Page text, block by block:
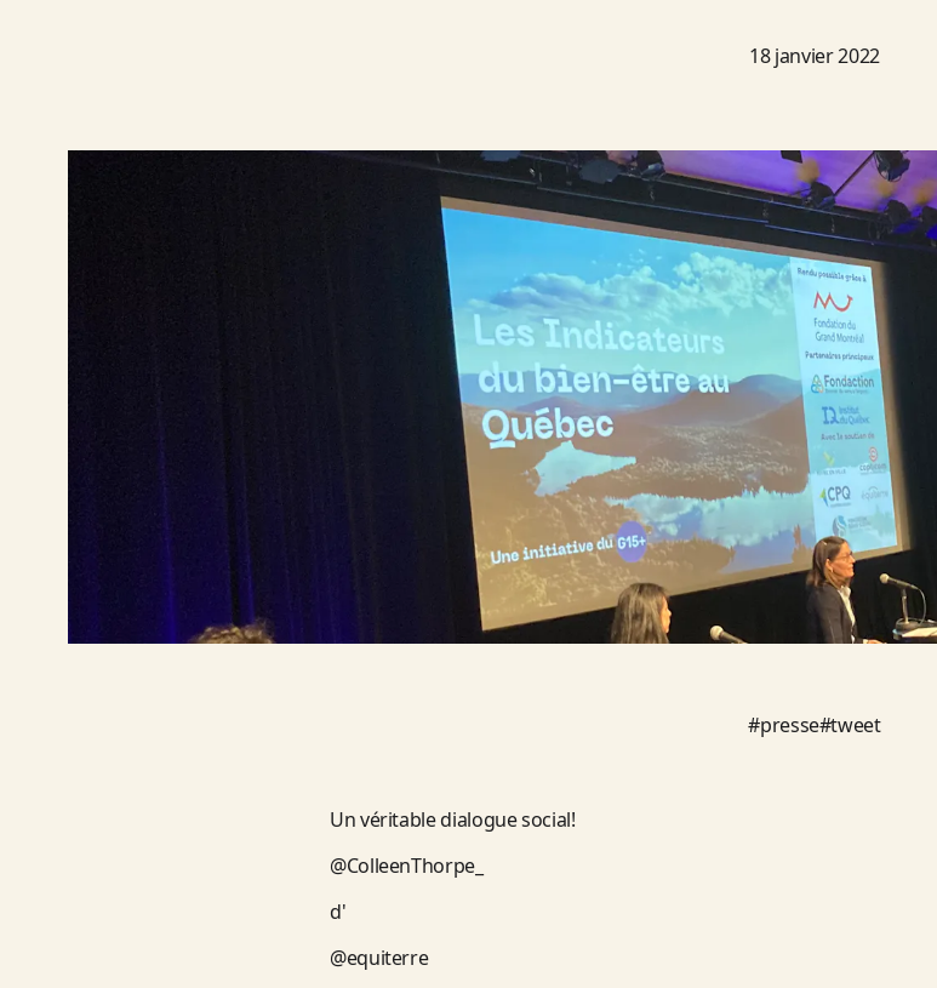
18 janvier 2022
#presse#tweet
Un véritable dialogue social!
@ColleenThorpe_
d'
@equiterre